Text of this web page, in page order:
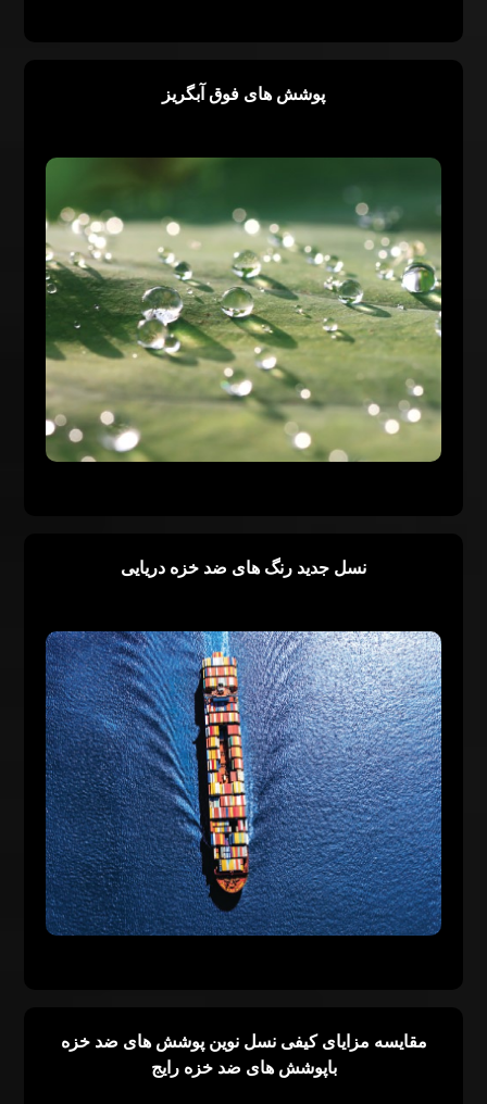
پوشش های فوق آبگریز
نسل جدید رنگ های ضد خزه دریایی
مقايسه مزاياى كيفی نسل نوين پوشش های ضد خزه
باپوشش هاى ضد خزه رايج